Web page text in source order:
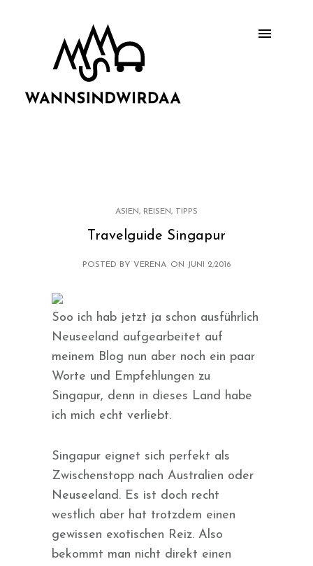
ASIEN, REISEN, TIPPS
Travelguide Singapur
POSTED BY VERENA ON JUNI 2,2016
Soo ich hab jetzt ja schon ausführlich
Neuseeland aufgearbeitet auf
meinem Blog nun aber noch ein paar
Worte und Empfehlungen zu
Singapur, denn in dieses Land habe
ich mich echt verliebt.
Singapur eignet sich perfekt als
Zwischenstopp nach Australien oder
Neuseeland. Es ist doch recht
westlich aber hat trotzdem einen
gewissen exotischen Reiz. Also
bekommt man nicht direkt einen